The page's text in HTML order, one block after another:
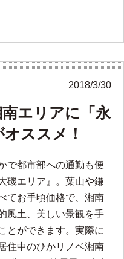
2018/3/30
エリアに「永
ススメ！
で都市部への通勤も便
磯エリア』。葉山や鎌
てお手頃価格で、湘南
風土、美しい景観を手
とができます。実際に
住中のひかリノベ湘南